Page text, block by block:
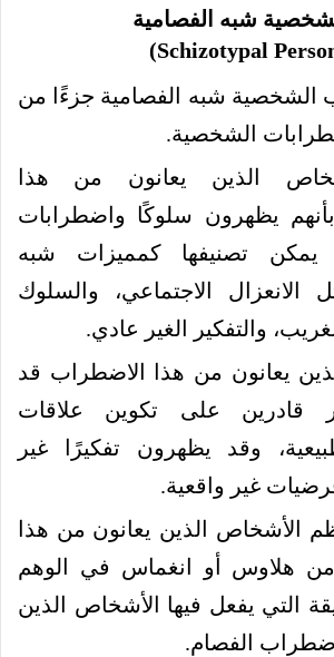
شبه الفصامية
الشخصية شبه الفصامية جزءًا من
الشخصية.
الذين يعانون من هذا
يظهرون سلوكًا واضطرابات
تصنيفها كمميزات شبه
الانعزال الاجتماعي، والسلوك
والتفكير الغير عادي.
يعانون من هذا الاضطراب قد
قادرين على تكوين علاقات
وقد يظهرون تفكيرًا غير
غير واقعية.
الأشخاص الذين يعانون من هذا
من هلاوس أو انغماس في الوهم
التي يفعل فيها الأشخاص الذين
الفصام.